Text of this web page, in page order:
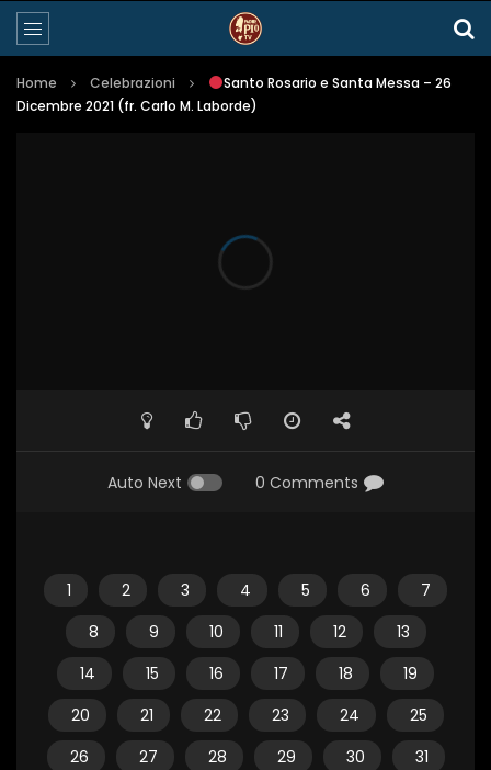
Home Celebrazioni
Santo Rosario e Santa Messa – 26
Dicembre 2021 (fr. Carlo M. Laborde)
Auto Next 0 Comments
1 2 3 4 5 6
7
8
9 10 11 12
13
14
15 16 17 18
19
20
21 22 23 24
25
26
27 28 29 30
31